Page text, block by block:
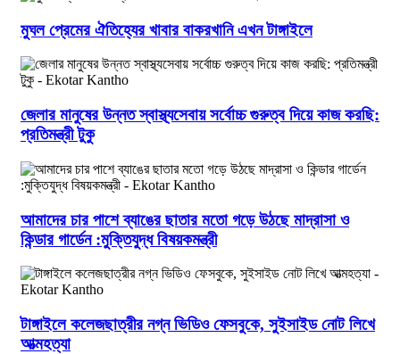
মুঘল প্রেমের ঐতিহ্যের খাবার বাকরখানি এখন টাঙ্গাইলে
জেলার মানুষের উন্নত স্বাস্থ্যসেবায় সর্বোচ্চ গুরুত্ব দিয়ে কাজ করছি:
প্রতিমন্ত্রী টুকু
আমাদের চার পাশে ব্যাঙের ছাতার মতো গড়ে উঠছে মাদ্রাসা ও
কিন্ডার গার্ডেন :মুক্তিযুদ্ধ বিষয়কমন্ত্রী
টাঙ্গাইলে কলেজছাত্রীর নগ্ন ভিডিও ফেসবুকে, সুইসাইড নোট লিখে
আত্মহত্যা